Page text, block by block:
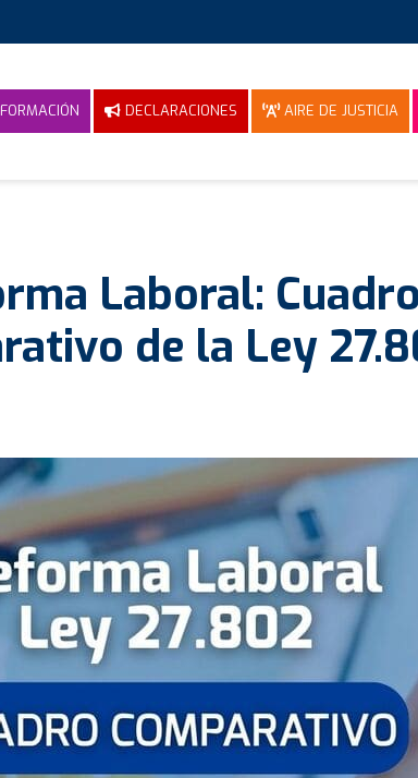
FORMACIÓN DECLARACIONES AIRE DE JUSTICIA
Laboral: Cuadro
de la Ley